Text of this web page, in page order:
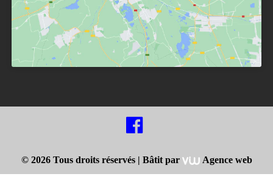
© 2026 Tous droits réservés | Bâtit par Agence web